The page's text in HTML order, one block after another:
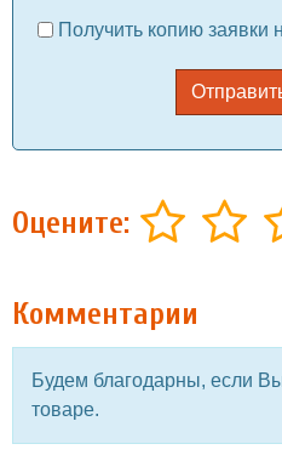
Получить копию заявки
Оцените:
Комментарии
Будем благодарны, если
товаре.